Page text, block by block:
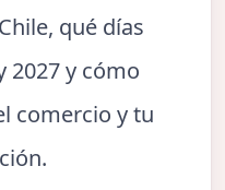
qué días
2027 y cómo
comercio y tu